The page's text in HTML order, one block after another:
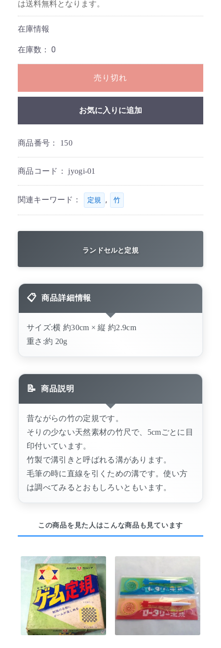
は送料無料となります。
在庫情報
在庫数： 0
売り切れ
お気に入りに追加
商品番号： 150
商品コード：jyogi-01
関連キーワード： 定規 , 竹
ランドセルと定規
商品詳細情報
サイズ:横 約30cm × 縦 約2.9cm
重さ:約 20g
商品説明
昔ながらの竹の定規です。
そりの少ない天然素材の竹尺で、5cmごとに目
印付いています。
竹製で溝引きと呼ばれる溝があります。
毛筆の時に直線を引くための溝です。使い方
は調べてみるとおもしろいともいます。
この商品を見た人はこんな商品も見ています